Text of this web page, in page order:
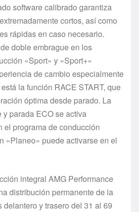
software calibrado garantiza
cortos, así como
rápidas en caso necesario.
doble embrague en los
«Sport» y «Sport+»
de cambio especialmente
la función RACE START, que
óptima desde parado. La
parada ECO se activa
el programa de conducción
«Planeo» puede activarse en el
integral AMG Performance
distribución permanente de la
delantero y trasero del 31 al 69